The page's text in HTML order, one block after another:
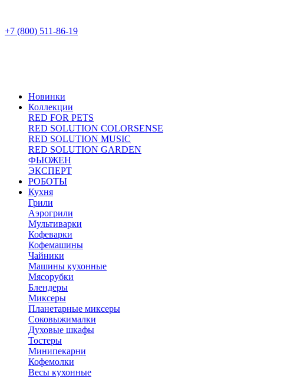
+7 (800) 511-86-19
Новинки
Коллекции
RED FOR PETS
RED SOLUTION COLORSENSE
RED SOLUTION MUSIC
RED SOLUTION GARDEN
ФЬЮЖЕН
ЭКСПЕРТ
РОБОТЫ
Кухня
Грили
Аэрогрили
Мультиварки
Кофеварки
Кофемашины
Чайники
Машины кухонные
Мясорубки
Блендеры
Миксеры
Планетарные миксеры
Соковыжималки
Духовые шкафы
Тостеры
Минипекарни
Кофемолки
Весы кухонные